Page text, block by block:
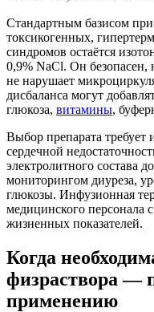
Стандартным базисом
токсикогенных,
синдромов остаётся
0,9% NaCl. Он безопасен,
не нарушает
дисбаланса могут
глюкоза, витамины,
Выбор препарата
сердечной
электролитного состава
мониторингом диуреза,
глюкозы. Инфузионная
медицинского персонала
жизненных показателей.
Когда
физраствора —
применению